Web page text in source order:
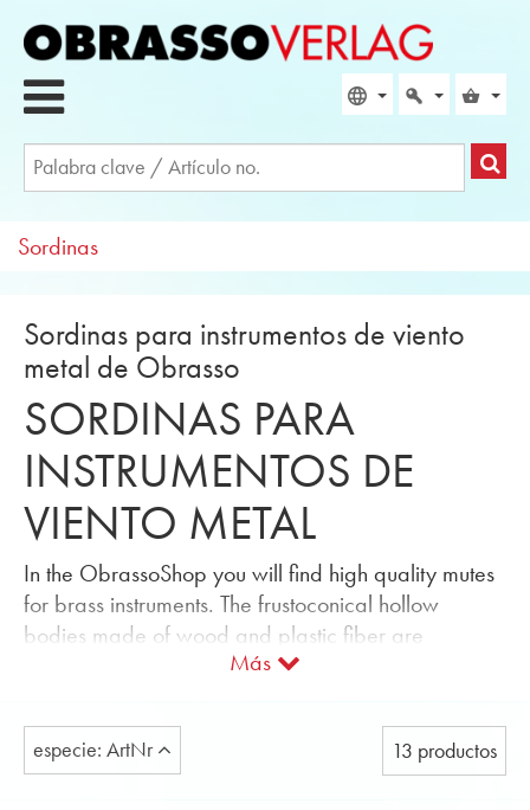
Sordinas
Sordinas para instrumentos de viento
metal de Obrasso
SORDINAS PARA
INSTRUMENTOS DE
VIENTO METAL
In the ObrassoShop you will find high quality mutes
for brass instruments. The frustoconical hollow
bodies made of wood and plastic fiber are
characterized by an outstanding timbre. The
sold exclusively in Switzerland.
Más
especie: ArtNr 13 productos